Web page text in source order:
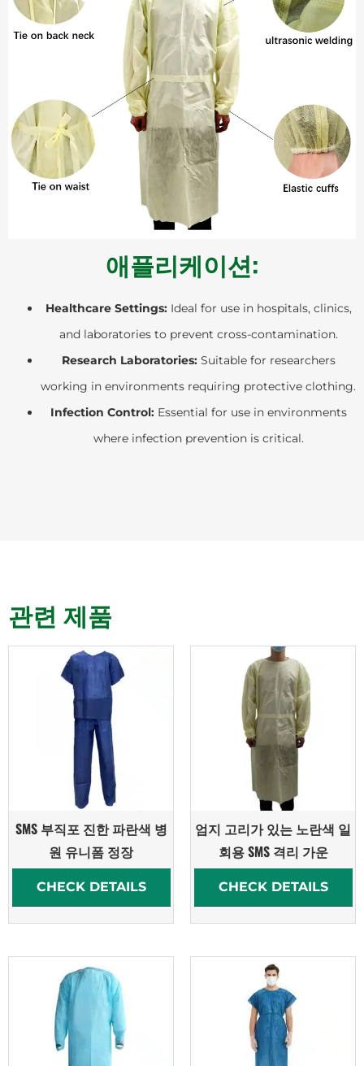
애플리케이션:
Healthcare Settings:Ideal for use in hospitals, clinics,
and laboratories to prevent cross-contamination.
Research Laboratories:Suitable for researchers
working in environments requiring protective clothing.
Infection Control:Essential for use in environments
where infection prevention is critical.
관련 제품
SMS 부직포 진한 파란색 병
원 유니폼 정장
CHECK DETAILS
엄지 고리가 있는 노란색 일
회용 SMS 격리 가운
CHECK DETAILS